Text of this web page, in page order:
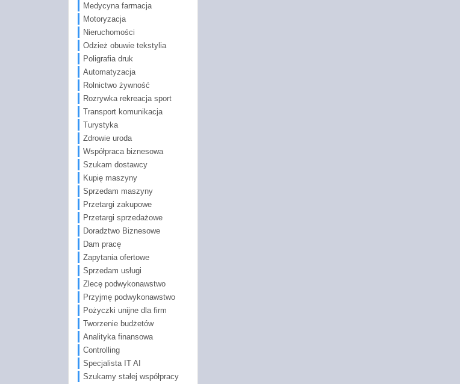
Medycyna farmacja
Motoryzacja
Nieruchomości
Odzież obuwie tekstylia
Poligrafia druk
Automatyzacja
Rolnictwo żywność
Rozrywka rekreacja sport
Transport komunikacja
Turystyka
Zdrowie uroda
Współpraca biznesowa
Szukam dostawcy
Kupię maszyny
Sprzedam maszyny
Przetargi zakupowe
Przetargi sprzedażowe
Doradztwo Biznesowe
Dam pracę
Zapytania ofertowe
Sprzedam usługi
Zlecę podwykonawstwo
Przyjmę podwykonawstwo
Pożyczki unijne dla firm
Tworzenie budżetów
Analityka finansowa
Controlling
Specjalista IT AI
Szukamy stałej współpracy